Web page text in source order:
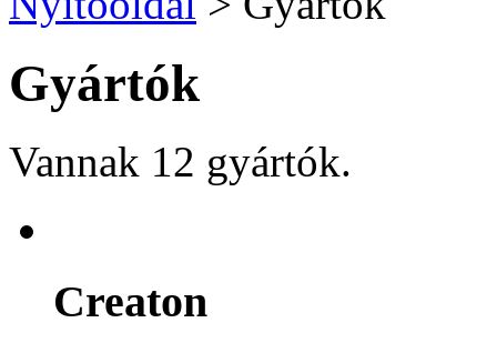
Gyártók
Vannak 12 gyártók.
Creaton